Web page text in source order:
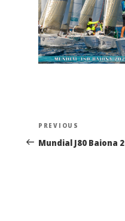
Navegación
de
Previous
Post
PREVIOUS
Mundial J80 Baiona